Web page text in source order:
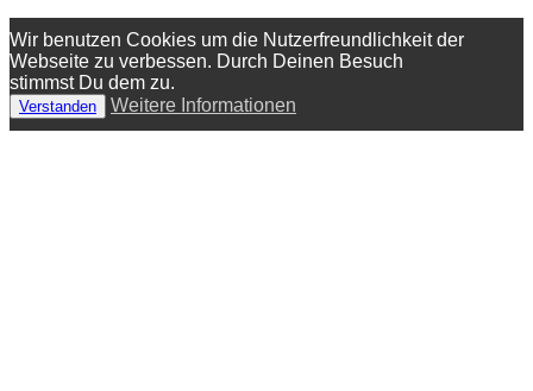
Wir benutzen Cookies um die Nutzerfreundlichkeit der
Webseite zu verbessen. Durch Deinen Besuch
stimmst Du dem zu.
Verstanden Weitere Informationen